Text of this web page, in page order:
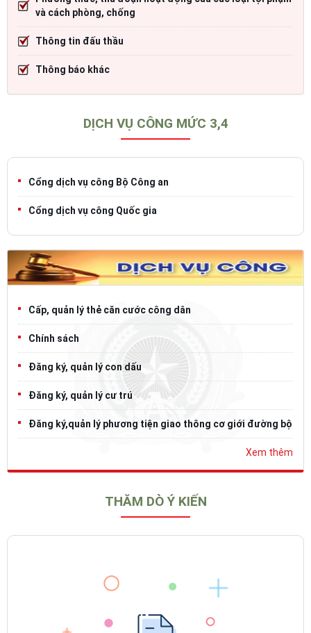
và cách phòng, chống
Thông tin đấu thầu
Thông báo khác
DỊCH VỤ CÔNG MỨC 3,4
Cổng dịch vụ công Bộ Công an
Cổng dịch vụ công Quốc gia
Cấp, quản lý thẻ căn cước công dân
Chính sách
Đăng ký, quản lý con dấu
Đăng ký, quản lý cư trú
Đăng ký,quản lý phương tiện giao thông cơ giới đường bộ
Xem thêm
THĂM DÒ Ý KIẾN